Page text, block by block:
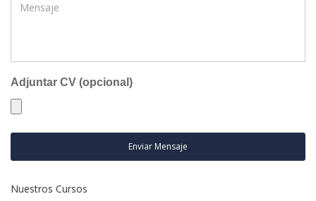
Adjuntar CV (opcional)
Enviar Mensaje
Nuestros Cursos